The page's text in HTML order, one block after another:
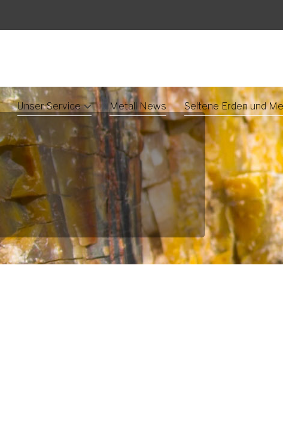
Unser Service Metall News Seltene Erden und